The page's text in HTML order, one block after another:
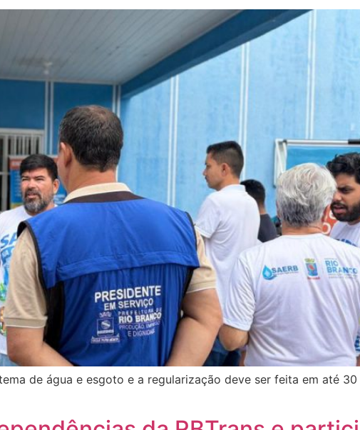
de água e esgoto e a regularização deve ser feita em até